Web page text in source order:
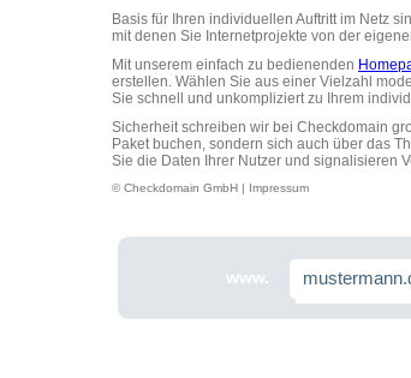
Basis für Ihren individuellen Auftritt im Netz
mit denen Sie Internetprojekte von der
Mit unserem einfach zu bedienenden
erstellen. Wählen Sie aus einer Vielzahl
Sie schnell und unkompliziert zu Ihrem
Sicherheit schreiben wir bei Checkdomain
Paket buchen, sondern sich auch über das
Sie die Daten Ihrer Nutzer und signalisieren
© Checkdomain GmbH | Impressum
www.